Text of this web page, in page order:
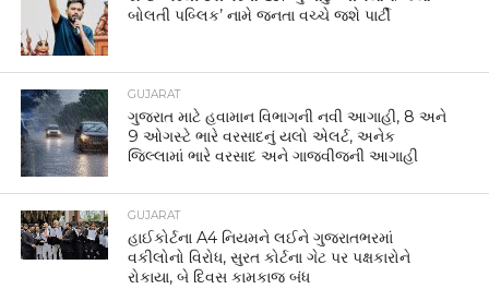
બોલતી પબ્લિક’ નામે જનતા વચ્ચે જશે પાર્ટી
GUJARAT
ગુજરાત માટે હવામાન વિભાગની નવી આગાહી, 8 અને
9 ઓગસ્ટે ભારે વરસાદનું યલો એલર્ટ, અનેક
જિલ્લામાં ભારે વરસાદ અને ગાજવીજની આગાહી
GUJARAT
હાઈકોર્ટના A4 નિયમને લઈને ગુજરાતભરમાં
વકીલોનો વિરોધ, સુરત કોર્ટના ગેટ પર પક્ષકારોને
રોકાયા, બે દિવસ કામકાજ બંધ